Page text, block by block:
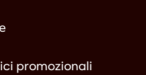
promozionali